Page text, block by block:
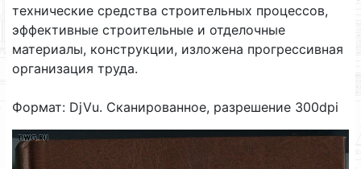
технические средства строительных процессов,
эффективные строительные и отделочные
материалы, конструкции, изложена прогрессивная
организация труда.
Формат: DjVu. Сканированное, разрешение 300dpi